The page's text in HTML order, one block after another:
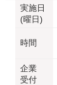
実施日
(曜日)
時間
企業
受付